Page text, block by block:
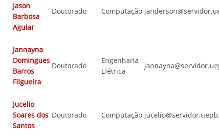
Jason
Barbosa
Aguiar
Doutorado Computação
Jannayna
Domingues
Barros
Filgueira
Doutorado
Engenharia
Elétrica
Jucelio
Soares dos
Santos
Doutorado Computação